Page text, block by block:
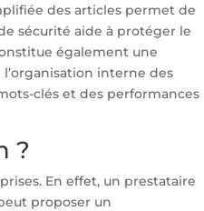
des articles permet de
sécurité aide à protéger le
également une
interne des
clés et des performances
?
En effet, un prestataire
proposer un